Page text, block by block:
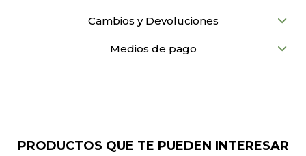
Cambios y Devoluciones
Medios de pago
PRODUCTOS QUE TE PUEDEN INTERESAR